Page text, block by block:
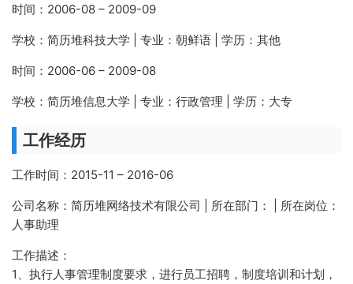
时间：2006-08 – 2009-09
学校：简历堆科技大学 | 专业：朝鲜语 | 学历：其他
时间：2006-06 – 2009-08
学校：简历堆信息大学 | 专业：行政管理 | 学历：大专
工作经历
工作时间：2015-11 – 2016-06
公司名称：简历堆网络技术有限公司 | 所在部门： | 所在岗位：
人事助理
工作描述：
1、执行人事管理制度要求，进行员工招聘，制度培训和计划，